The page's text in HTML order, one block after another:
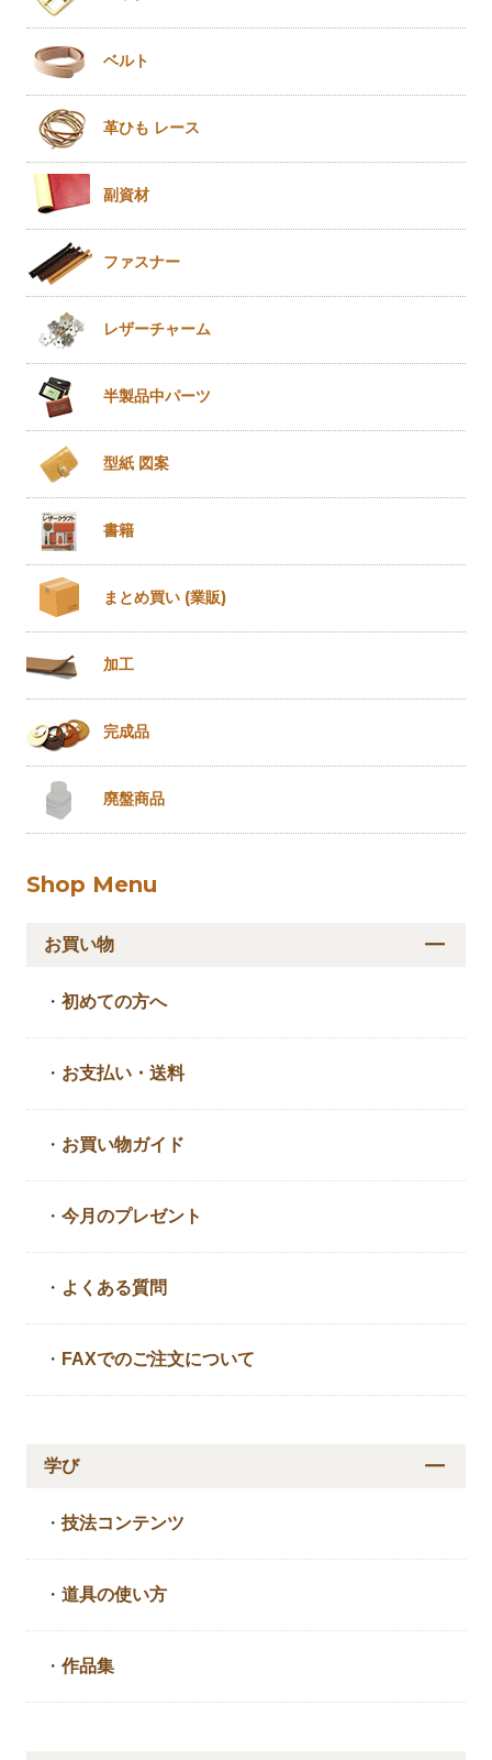
ベルト
革ひも レース
副資材
ファスナー
レザーチャーム
半製品中パーツ
型紙 図案
書籍
まとめ買い (業販)
加工
完成品
廃盤商品
Shop Menu
お買い物
・初めての方へ
・ お支払い・送料
・ お買い物ガイド
・今月のプレゼント
・ よくある質問
・ FAXでのご注文について
学び
・技法コンテンツ
・道具の使い方
・作品集